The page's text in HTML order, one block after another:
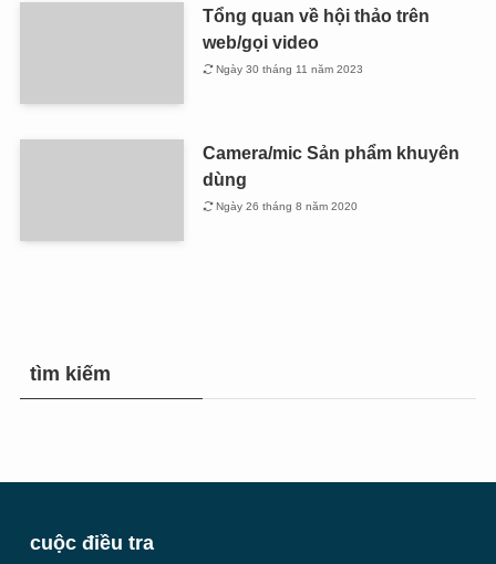
Tổng quan về hội thảo trên
web/gọi video
Ngày 30 tháng 11 năm 2023
Camera/mic Sản phẩm khuyên
dùng
Ngày 26 tháng 8 năm 2020
tìm kiếm
cuộc điều tra